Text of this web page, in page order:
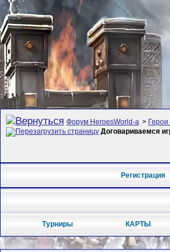
Форум HeroesWorld-а >
Договариваемся
Регистрация
Турниры КАРТЫ